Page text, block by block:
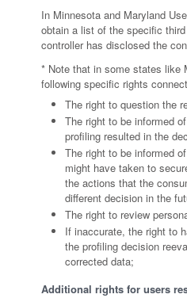
In Minnesota and Maryland
obtain a list of the specific
controller has disclosed the
* Note that in some states like
following specific rights
The right to question the
The right to be informed
profiling resulted in the
The right to be informed
might have taken to
the actions that the
different decision in the
The right to review
If inaccurate, the right to
the profiling decision
corrected data;
Additional rights for users